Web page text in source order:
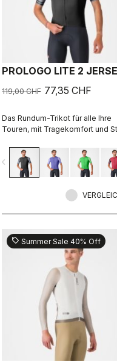
PROLOGO LITE 2
119,00 CHF 77,35 CHF
Das Rundum-Trikot für alle Ihre
Touren, mit Tragekomfort und
sell Summer Sale 40% Off